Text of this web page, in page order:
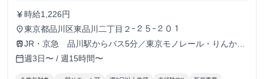
currency_yen 時給1,226円
place東京都品川区東品川二丁目２ｰ２５ｰ２０１
trainJR・京急 品川駅からバス5分／東京モノレール・りんかい
線 天王洲アイル駅 徒歩3分
calendar_today週3日〜 / 週15時間〜